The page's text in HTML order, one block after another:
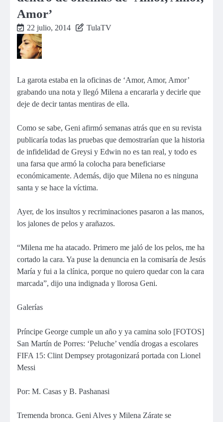
Amor’
22 julio, 2014 TulaTV
La garota estaba en la oficinas de ‘Amor, Amor, Amor’
grabando una nota y llegó Milena a encararla y decirle que
deje de decir tantas mentiras de ella.
Como se sabe, Geni afirmó semanas atrás que en su revista
publicaría todas las pruebas que demostrarían que la historia
de infidelidad de Greysi y Edwin no es tan real, y todo es
una farsa que armó la colocha para beneficiarse
económicamente. Además, dijo que Milena no es ninguna
santa y se hace la víctima.
Ayer, de los insultos y recriminaciones pasaron a las manos,
los jalones de pelos y arañazos.
“Milena me ha atacado. Primero me jaló de los pelos, me ha
cortado la cara. Ya puse la denuncia en la comisaría de Jesús
María y fui a la clínica, porque no quiero quedar con la cara
marcada”, dijo una indignada y llorosa Geni.
Galerías
Príncipe George cumple un año y ya camina solo [FOTOS]
San Martín de Porres: ‘Peluche’ vendía drogas a escolares
FIFA 15: Clint Dempsey protagonizará portada con Lionel
Messi
Por: M. Casas y B. Pashanasi
Tremenda bronca. Geni Alves y Milena Zárate se